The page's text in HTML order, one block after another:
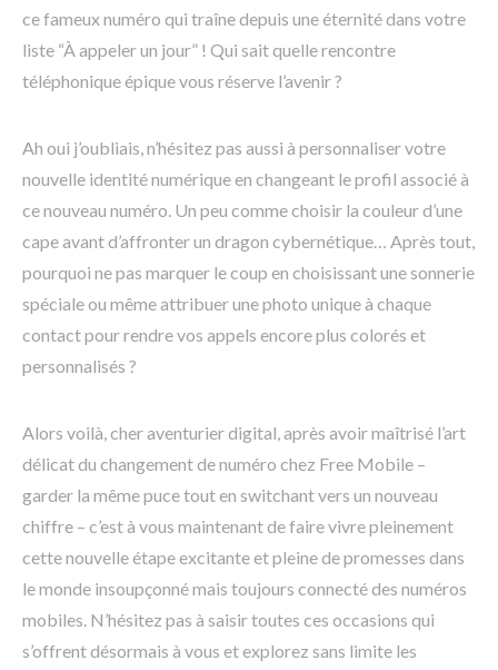
ce fameux numéro qui traîne depuis une éternité dans votre
liste “À appeler un jour” ! Qui sait quelle rencontre
téléphonique épique vous réserve l’avenir ?
Ah oui j’oubliais, n’hésitez pas aussi à personnaliser votre
nouvelle identité numérique en changeant le profil associé à
ce nouveau numéro. Un peu comme choisir la couleur d’une
cape avant d’affronter un dragon cybernétique… Après tout,
pourquoi ne pas marquer le coup en choisissant une sonnerie
spéciale ou même attribuer une photo unique à chaque
contact pour rendre vos appels encore plus colorés et
personnalisés ?
Alors voilà, cher aventurier digital, après avoir maîtrisé l’art
délicat du changement de numéro chez Free Mobile –
garder la même puce tout en switchant vers un nouveau
chiffre – c’est à vous maintenant de faire vivre pleinement
cette nouvelle étape excitante et pleine de promesses dans
le monde insoupçonné mais toujours connecté des numéros
mobiles. N’hésitez pas à saisir toutes ces occasions qui
s’offrent désormais à vous et explorez sans limite les